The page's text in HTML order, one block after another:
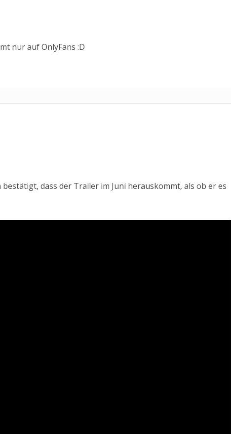
nur auf OnlyFans :D
dass der Trailer im Juni herauskommt, als ob er es